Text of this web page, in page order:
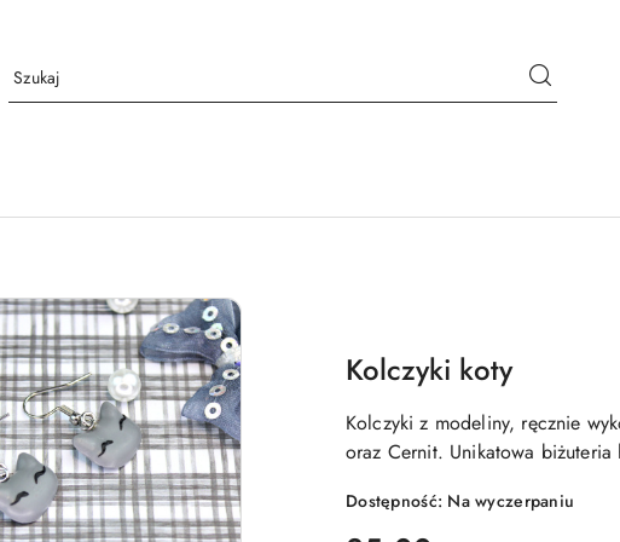
Kolczyki koty
Kolczyki z modeliny, ręcznie
oraz Cernit. Unikatowa biżuteria
Dostępność: Na wyczerpaniu